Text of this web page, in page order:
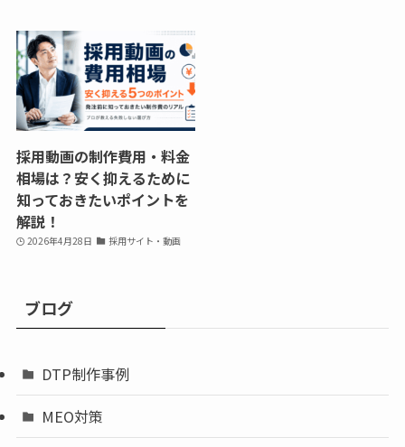
採用動画の制作費用・料金
相場は？安く抑えるために
知っておきたいポイントを
解説！
2026年4月28日 採用サイト・動画
ブログ
DTP制作事例
MEO対策